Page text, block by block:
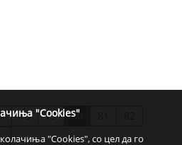
"Cookies"
"Cookies", со цел да го
78 79 80